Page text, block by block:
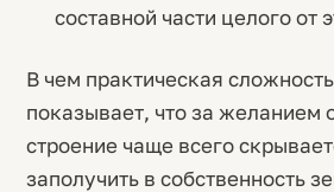
составной части целого от
В чем практическая
показывает, что за желанием
строение чаще всего
заполучить в собственность